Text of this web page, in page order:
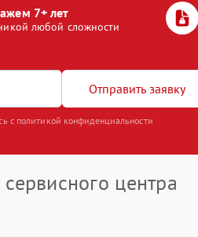
7+ лет
любой сложности
Отправить заявку
с политикой конфиденциальности
центра